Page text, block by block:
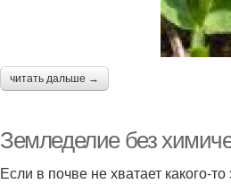
читать дальше →
Земледелие без
Если в почве не хватает какого-